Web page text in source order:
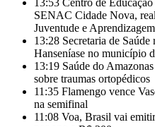
13:53 Centro de
SENAC Cidade Nova,
Juventude e Aprendizagem
13:28 Secretaria de
Hanseníase no município
13:19 Saúde do
sobre traumas ortopédicos
11:35 Flamengo vence
na semifinal
11:08 Voa, Brasil vai